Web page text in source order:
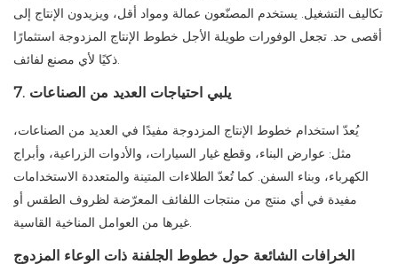
تكاليف التشغيل. يستخدم المصنّعون عمالة ومواد أقل، ويزيدون الإنتاج إلى
أقصى حد. تجعل الوفورات طويلة الأجل خطوط الإنتاج المزدوجة استثمارًا
ذكيًا لأي مصنع لفائف.
7. يلبي احتياجات العديد من الصناعات
يُعدّ استخدام خطوط الإنتاج المزدوجة مفيدًا في العديد من الصناعات،
مثل: عوارض البناء، وقطع غيار السيارات، والأدوات الزراعية، وأبراج
الكهرباء، وبناء السفن. كما تُعدّ الطلاءات المتينة والمتعددة الاستخدامات
مفيدة في أي منتج من منتجات اللفائف المعرّضة لظروف الطقس أو
غيرها من العوامل المناخية القاسية.
الخرافات الشائعة حول خطوط الجلفنة ذات الوعاء المزدوج